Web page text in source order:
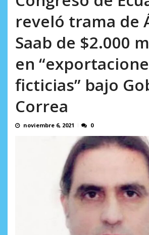
reveló trama de
Saab de $2.000
en
ficticias” bajo
Correa
noviembre 6, 2021 0